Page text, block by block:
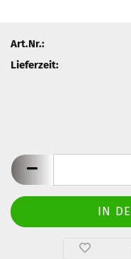
Art.Nr.:
Lieferzeit: